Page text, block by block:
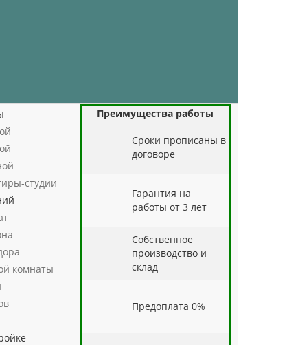
Преимущества работы
Cроки прописаны в
договоре
Гарантия на
работы от 3 лет
Собственное
производство и
склад
Предоплата 0%
студии
комнаты